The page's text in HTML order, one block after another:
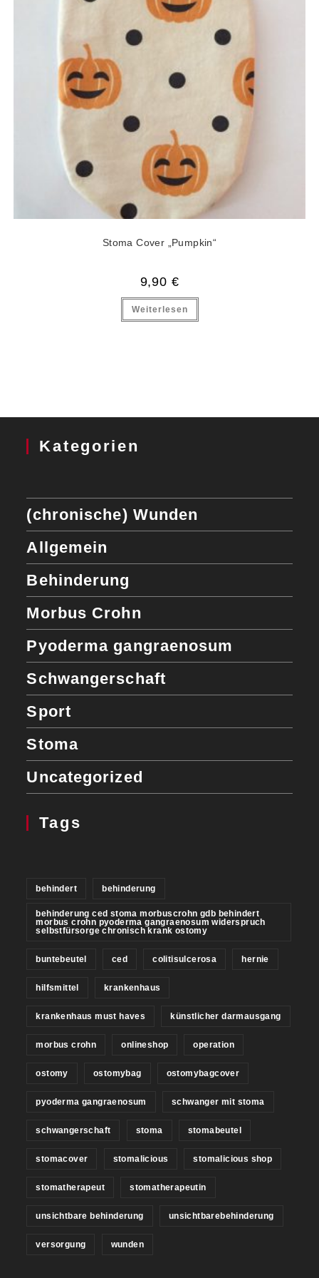
Stoma Cover „Pumpkin“
9,90 €
Weiterlesen
Kategorien
(chronische) Wunden
Allgemein
Behinderung
Morbus Crohn
Pyoderma gangraenosum
Schwangerschaft
Sport
Stoma
Uncategorized
Tags
behindert behinderung
behinderung ced stoma morbuscrohn gdb behindert
morbus crohn pyoderma gangraenosum widerspruch
selbstfürsorge chronisch krank ostomy
buntebeutel ced colitisulcerosa hernie
hilfsmittel krankenhaus
krankenhaus must haves künstlicher darmausgang
morbus crohn onlineshop operation
ostomy ostomybag ostomybagcover
pyoderma gangraenosum schwanger mit stoma
schwangerschaft stoma stomabeutel
stomacover stomalicious stomalicious shop
stomatherapeut stomatherapeutin
unsichtbare behinderung unsichtbarebehinderung
versorgung wunden